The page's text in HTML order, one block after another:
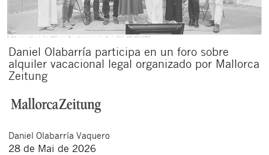
Daniel Olabarría participa en un foro sobre
alquiler vacacional legal organizado por Mallorca
Zeitung
Daniel Olabarría Vaquero
28 de Mai de 2026